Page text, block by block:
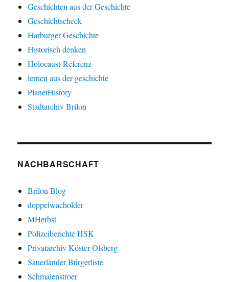
Geschichten aus der Geschichte
Geschichtscheck
Harburger Geschichte
Historisch denken
Holocaust-Referenz
lernen aus der geschichte
PlanetHistory
Stadtarchiv Brilon
NACHBARSCHAFT
Brilon Blog
doppelwacholder
MHerbst
Polizeiberichte HSK
Privatarchiv Köster Olsberg
Sauerländer Bürgerliste
Schmalenstroer